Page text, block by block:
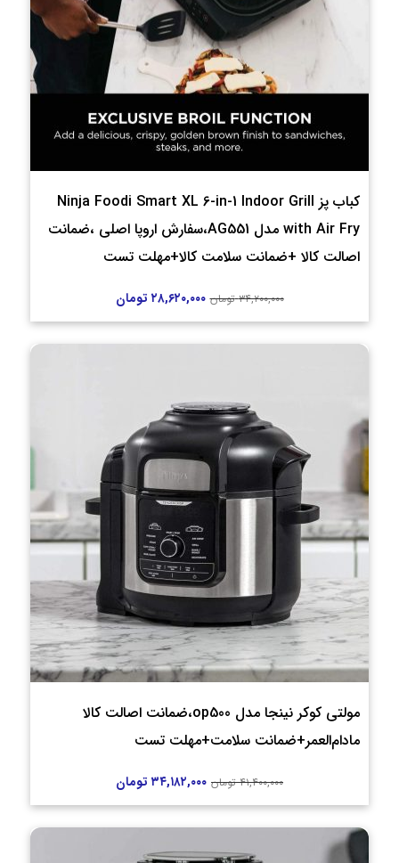
کباب پز Ninja Foodi Smart XL 6-in-1 Indoor Grill
with Air Fry مدل AG551،سفارش اروپا اصلی ،ضمانت
اصالت کالا +ضمانت سلامت کالا+مهلت تست
۳۴,۲۰۰,۰۰۰ تومان ۲۸,۶۲۰,۰۰۰ تومان
مولتی کوکر نینجا مدل op500،ضمانت اصالت کالا
مادام‌العمر+ضمانت سلامت+مهلت تست
۴۱,۴۰۰,۰۰۰ تومان ۳۴,۱۸۲,۰۰۰ تومان